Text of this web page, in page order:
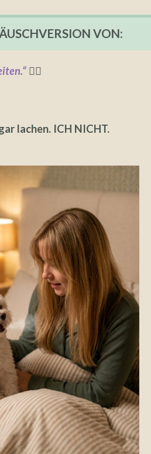
VON:
😮‍💨
lachen. ICH NICHT.